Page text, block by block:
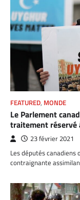
FEATURED, MONDE
Le Parlement
traitement réservé
23 février 2021
Les députés
contraignante